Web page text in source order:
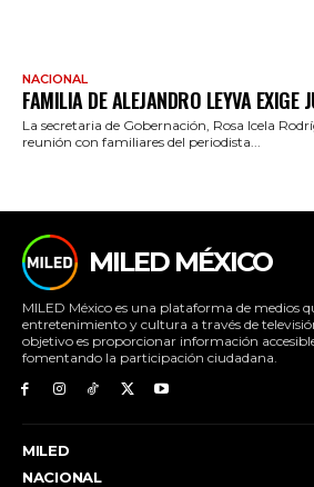
NACIONAL
FAMILIA DE ALEJANDRO LEYVA EXIGE
La secretaria de Gobernación, Rosa Icela
reunión con familiares del periodista...
MILED MÉXICO
MILED México es una plataforma de medios
entretenimiento y cultura a través de
objetivo es proporcionar información
fomentando la participación ciudadana.
MILED
NACIONAL